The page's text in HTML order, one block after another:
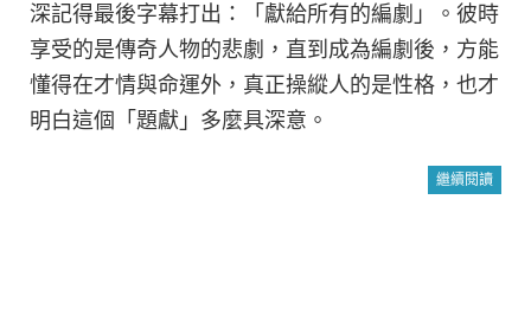
深記得最後字幕打出：「獻給所有的編劇」。彼時
享受的是傳奇人物的悲劇，直到成為編劇後，方能
懂得在才情與命運外，真正操縱人的是性格，也才
明白這個「題獻」多麼具深意。
繼續閱讀